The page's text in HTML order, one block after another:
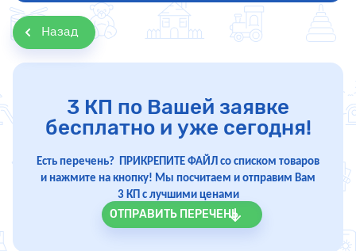
Назад
3 КП по Вашей заявке
бесплатно и уже сегодня!
Есть перечень? ПРИКРЕПИТЕ ФАЙЛ со списком товаров
и нажмите на кнопку! Мы посчитаем и отправим Вам
3 КП с лучшими ценами
ОТПРАВИТЬ ПЕРЕЧЕНЬ